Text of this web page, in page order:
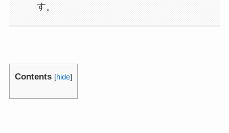
す。
Contents [hide]